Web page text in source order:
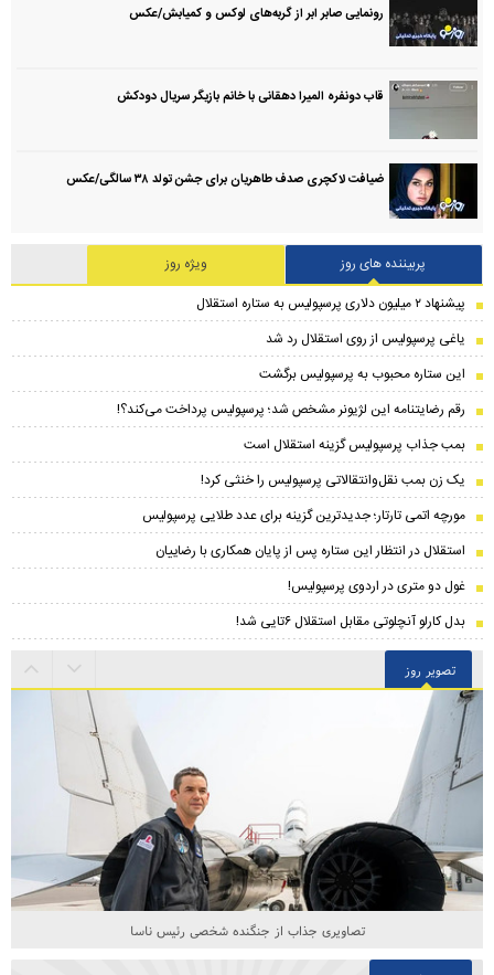
رونمایی صابر ابر از گربه‌های لوکس و کمیابش/عکس
قاب دونفره المیرا دهقانی با خانم بازیگر سریال دودکش
ضیافت لاکچری صدف طاهریان برای جشن تولد ۳۸ سالگی‌/عکس
پربیننده های روز
ویژه روز
پیشنهاد ۲ میلیون دلاری پرسپولیس به ستاره استقلال
یاغی پرسپولیس از روی استقلال رد شد
این ستاره محبوب به پرسپولیس برگشت
رقم رضایتنامه این لژیونر مشخص شد؛ پرسپولیس پرداخت می‌کند؟!
بمب جذاب پرسپولیس گزینه استقلال است
یک زن بمب نقل‌وانتقالاتی پرسپولیس را خنثی کرد!
مورچه اتمی تارتار؛ جدیدترین گزینه برای عدد طلایی پرسپولیس
استقلال در انتظار این ستاره پس از پایان همکاری با رضاییان
غول دو متری در اردوی پرسپولیس!
بدل کارلو آنچلوتی مقابل استقلال ۶تایی شد!
تصویر روز
تصاویری جذاب از جنگنده شخصی رئیس ناسا